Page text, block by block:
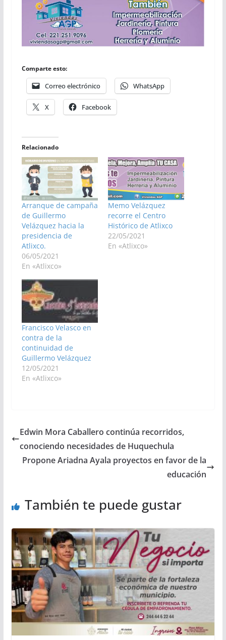
Comparte esto:
Correo electrónico WhatsApp
X Facebook
Relacionado
Arranque de campaña
de Guillermo
Velázquez hacia la
presidencia de
Atlixco.
06/05/2021
En «Atlixco»
Memo Velázquez
recorre el Centro
Histórico de Atlixco
22/05/2021
En «Atlixco»
Francisco Velasco en
contra de la
continuidad de
Guillermo Velázquez
12/05/2021
En «Atlixco»
Edwin Mora Caballero continúa recorridos,
conociendo necesidades de Huquechula
Propone Ariadna Ayala proyectos en favor de la
educación
También te puede gustar